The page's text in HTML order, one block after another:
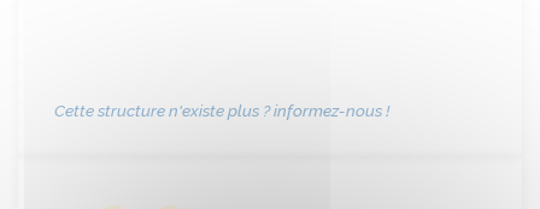
Cette structure n'existe plus ? informez-nous !